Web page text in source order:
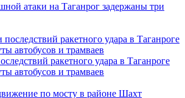
атаки на Таганрог задержаны три
ракетного удара в Таганроге
автобусов и трамваев